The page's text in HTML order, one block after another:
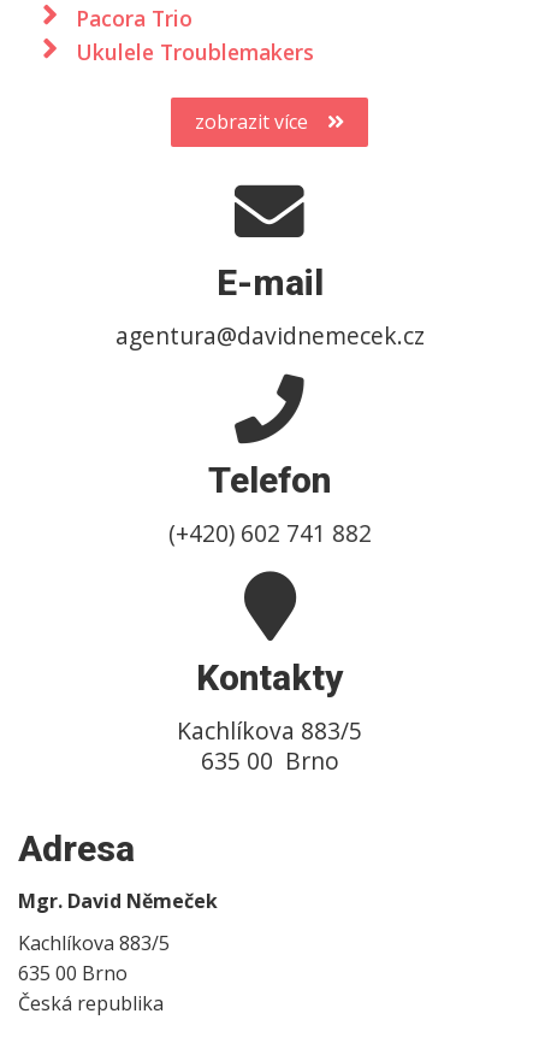
Pacora Trio
Ukulele Troublemakers
zobrazit více
E-mail
agentura@davidnemecek.cz
Telefon
(+420) 602 741 882
Kontakty
Kachlíkova 883/5
635 00 Brno
Adresa
Mgr. David Němeček
Kachlíkova 883/5
635 00 Brno
Česká republika